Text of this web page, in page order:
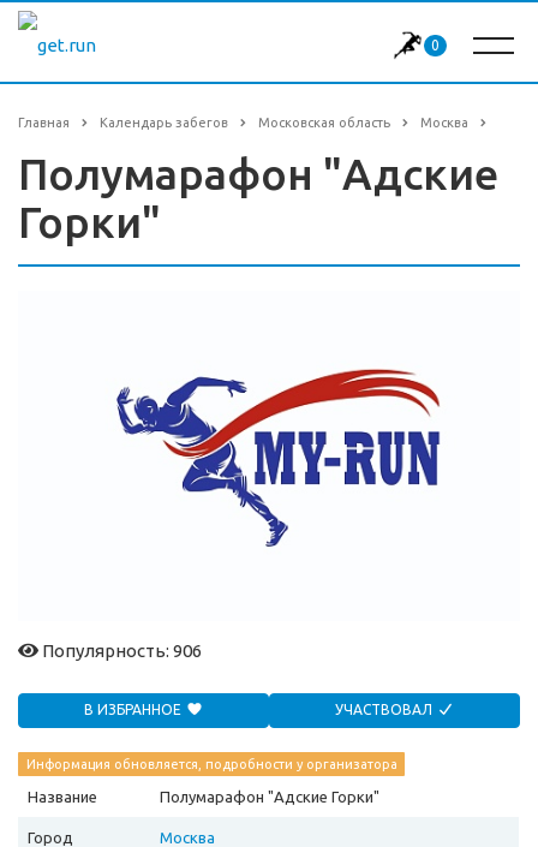
0
Главная Календарь забегов Московская область Москва
Полумарафон "Адские
Горки"
Популярность: 906
В ИЗБРАННОЕ УЧАСТВОВАЛ
Информация обновляется, подробности у организатора
Название Полумарафон "Адские Горки"
Город Москва